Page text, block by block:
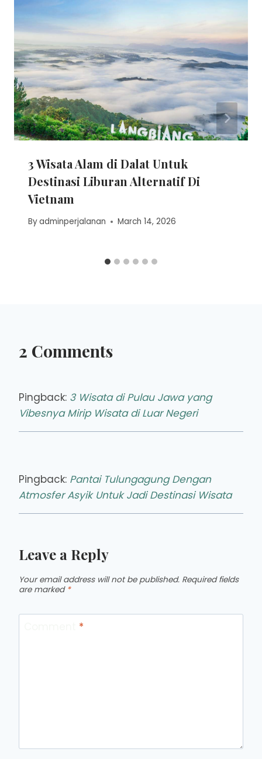
3 Wisata Alam di Dalat Untuk
Destinasi Liburan Alternatif Di
Vietnam
Byadminperjalanan March 14, 2026
2 Comments
Pingback: 3 Wisata di Pulau Jawa yang
Vibesnya Mirip Wisata di Luar Negeri
Pingback: Pantai Tulungagung Dengan
Atmosfer Asyik Untuk Jadi Destinasi Wisata
Leave a Reply
Your email address will not be published. Required fields
are marked *
*